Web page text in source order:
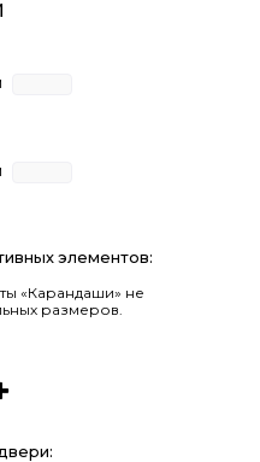
элементов:
«Карандаши» не
размеров.